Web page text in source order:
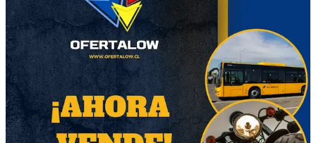
Impresión 3D portalaminas del album
jugadores de futbol que participan en el
mundial FIFA 2026 coleccionables para
guarda las Láminas repetidas o las que desea
coleccionar para ventas futuras